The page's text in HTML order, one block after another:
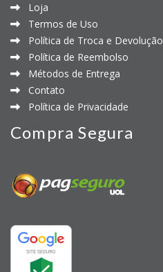
Loja
Termos de Uso
Política de Troca e Devolução
Política de Reembolso
Métodos de Entrega
Contato
Política de Privacidade
Compra Segura